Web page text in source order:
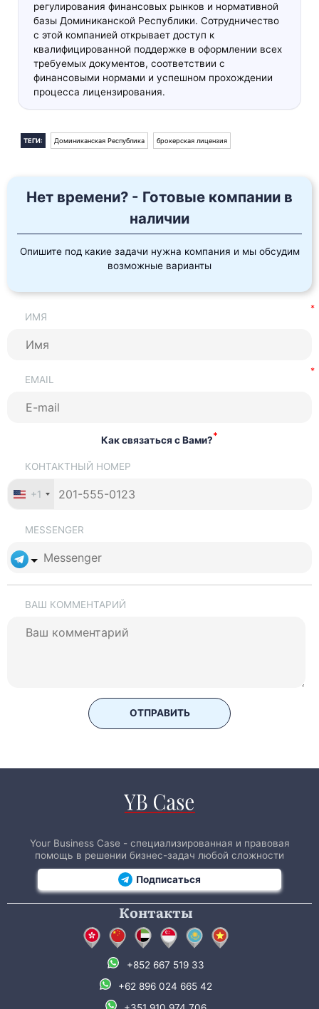
регулирования финансовых рынков и нормативной
базы Доминиканской Республики. Сотрудничество
с этой компанией открывает доступ к
квалифицированной поддержке в оформлении всех
требуемых документов, соответствии с
финансовыми нормами и успешном прохождении
процесса лицензирования.
ТЕГИ: Доминиканская Республика брокерская лицензия
Нет времени? - Готовые компании в
наличии
Опишите под какие задачи нужна компания и мы обсудим
возможные варианты
ИМЯ
EMAIL
Как связаться с Вами?*
КОНТАКТНЫЙ НОМЕР
+1
MESSENGER
ВАШ КОММЕНТАРИЙ
ОТПРАВИТЬ
Your Business Case - специализированная и правовая
помощь в решении бизнес-задач любой сложности
Подписаться
Контакты
+852 667 519 33
+62 896 024 665 42